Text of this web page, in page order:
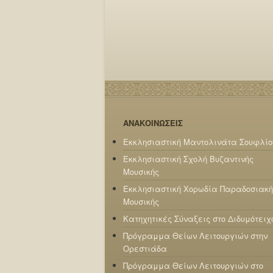
ΑΝΑΚΟΙΝΩΣΕΙΣ
Εκκλησιαστική Μαντολινάτα
Εκκλησιαστική Σχολή Βυζαντινής
Μουσικής
Εκκλησιαστική Χορωδία
Μουσικής
Κατηχητικές Σύναξεις στο
Πρόγραμμα Θείων Λειτουργιών στην
Ορεστιάδα
Πρόγραμμα Θείων Λειτουργιών στο